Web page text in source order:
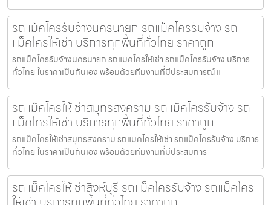
รถแม็คโครรับจ้างนครนายก รถแม็คโครรับจ้าง รถ
แม็คโครให้เช่า บริการทุกพื้นที่ทั่วไทย ราคาถูก
รถแม็คโครรับจ้างนครนายก รถแมคโครให้เช่า รถแม็คโครรับจ้าง บริการ
ทั่วไทย ในราคาเป็นกันเอง พร้อมด้วยทีมงานที่มีประสบการณ์ แ
รถแม็คโครให้เช่าสมุทรสงคราม รถแม็คโครรับจ้าง รถ
แม็คโครให้เช่า บริการทุกพื้นที่ทั่วไทย ราคาถูก
รถแม็คโครให้เช่าสมุทรสงคราม รถแมคโครให้เช่า รถแม็คโครรับจ้าง บริการ
ทั่วไทย ในราคาเป็นกันเอง พร้อมด้วยทีมงานที่มีประสบการ
รถแม็คโครให้เช่าสิงห์บุรี รถแม็คโครรับจ้าง รถแม็คโคร